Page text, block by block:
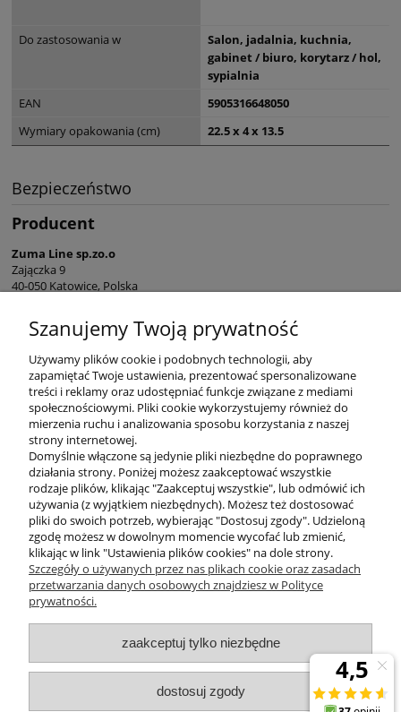
Do zastosowania w
Salon, jadalnia, kuchnia,
gabinet / biuro, korytarz / hol,
sypialnia
EAN
5905316648050
Wymiary opakowania (cm)
22.5 x 4 x 13.5
Bezpieczeństwo
Producent
Zuma Line sp.zo.o
Zajączka 9
40-050 Katowice, Polska
+48 32 730 66 10
KONTAKT
DODATKOWE
MOJE KONTO
INFORMACJE
Szanujemy Twoją prywatność
Używamy plików cookie i podobnych technologii, aby
zapamiętać Twoje ustawienia, prezentować spersonalizowane
treści i reklamy oraz udostępniać funkcje związane z mediami
społecznościowymi. Pliki cookie wykorzystujemy również do
mierzenia ruchu i analizowania sposobu korzystania z naszej
strony internetowej.
Domyślnie włączone są jedynie pliki niezbędne do poprawnego
działania strony. Poniżej możesz zaakceptować wszystkie
rodzaje plików, klikając "Zaakceptuj wszystkie", lub odmówić ich
używania (z wyjątkiem niezbędnych). Możesz też dostosować
pliki do swoich potrzeb, wybierając "Dostosuj zgody". Udzieloną
zgodę możesz w dowolnym momencie wycofać lub zmienić,
klikając w link "Ustawienia plików cookies" na dole strony.
Szczegóły o używanych przez nas plikach cookie oraz zasadach
przetwarzania danych osobowych znajdziesz w Polityce
prywatności.
zaakceptuj tylko niezbędne
dostosuj zgody